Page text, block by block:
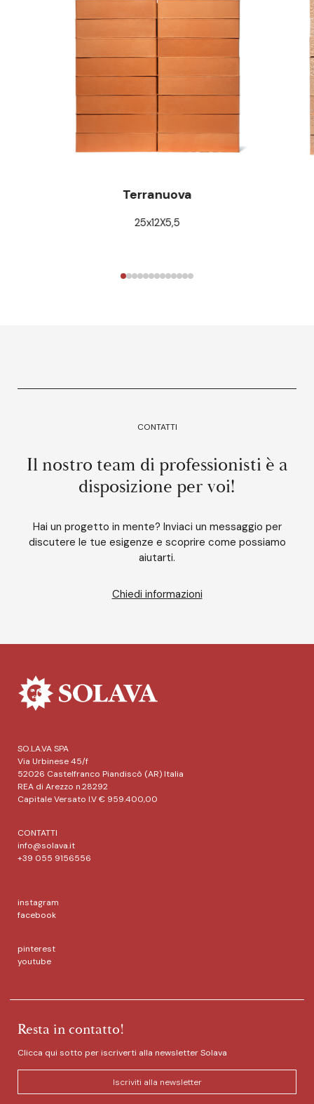
Terranuova
25x12X5,5
CONTATTI
Il nostro team di professionisti è a
disposizione per voi!
Hai un progetto in mente? Inviaci un messaggio per
discutere le tue esigenze e scoprire come possiamo
aiutarti.
Chiedi informazioni
SO.LA.VA SPA
Via Urbinese 45/f
52026 Castelfranco Piandiscò (AR) Italia
REA di Arezzo n.28292
Capitale Versato I.V € 959.400,00
CONTATTI
info@solava.it
+39 055 9156556
instagram
facebook
pinterest
youtube
Resta in contatto!
Clicca qui sotto per iscriverti alla newsletter Solava
Iscriviti alla newsletter